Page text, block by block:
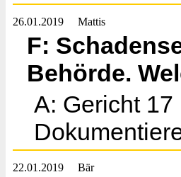
26.01.2019 Mattis
F:
Behörde.
A: Gericht
22.01.2019 Bär